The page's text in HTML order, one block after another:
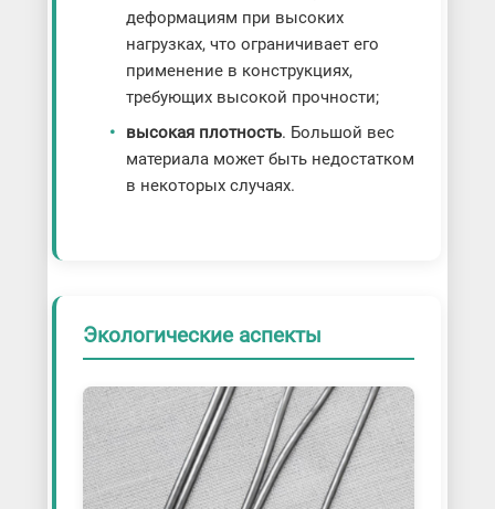
деформациям при высоких
нагрузках, что ограничивает его
применение в конструкциях,
требующих высокой прочности;
высокая плотность. Большой вес
материала может быть недостатком
в некоторых случаях.
Экологические аспекты